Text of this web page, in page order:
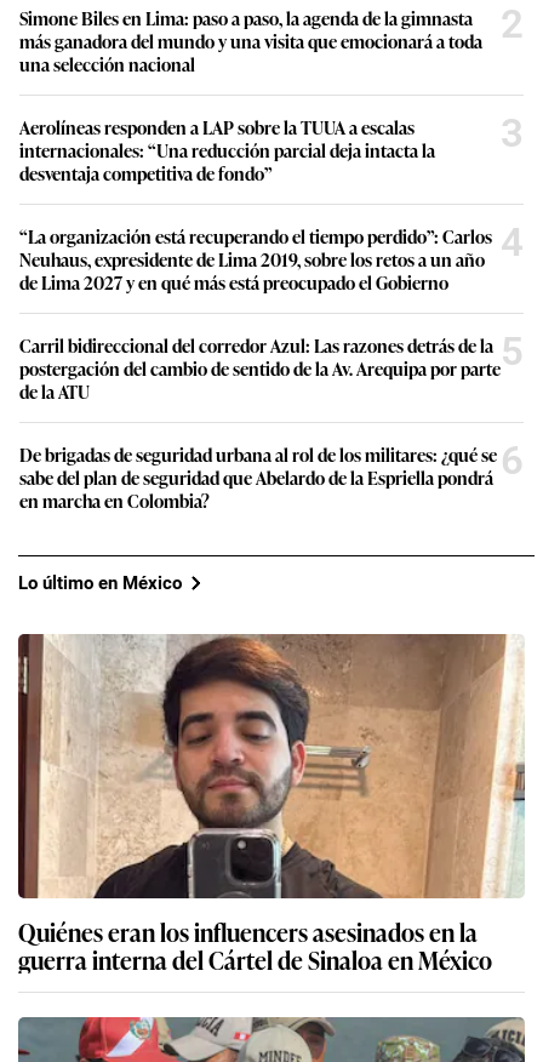
Simone Biles en Lima: paso a paso, la agenda de la gimnasta
más ganadora del mundo y una visita que emocionará a toda
una selección nacional
2
Aerolíneas responden a LAP sobre la TUUA a escalas
internacionales: “Una reducción parcial deja intacta la
desventaja competitiva de fondo”
3
“La organización está recuperando el tiempo perdido”: Carlos
Neuhaus, expresidente de Lima 2019, sobre los retos a un año
de Lima 2027 y en qué más está preocupado el Gobierno
4
Carril bidireccional del corredor Azul: Las razones detrás de la
postergación del cambio de sentido de la Av. Arequipa por parte
de la ATU
5
De brigadas de seguridad urbana al rol de los militares: ¿qué se
sabe del plan de seguridad que Abelardo de la Espriella pondrá
en marcha en Colombia?
6
Lo último en México
Quiénes eran los influencers asesinados en la
guerra interna del Cártel de Sinaloa en México